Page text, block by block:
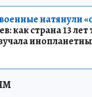
натянули
как страна 13 лет